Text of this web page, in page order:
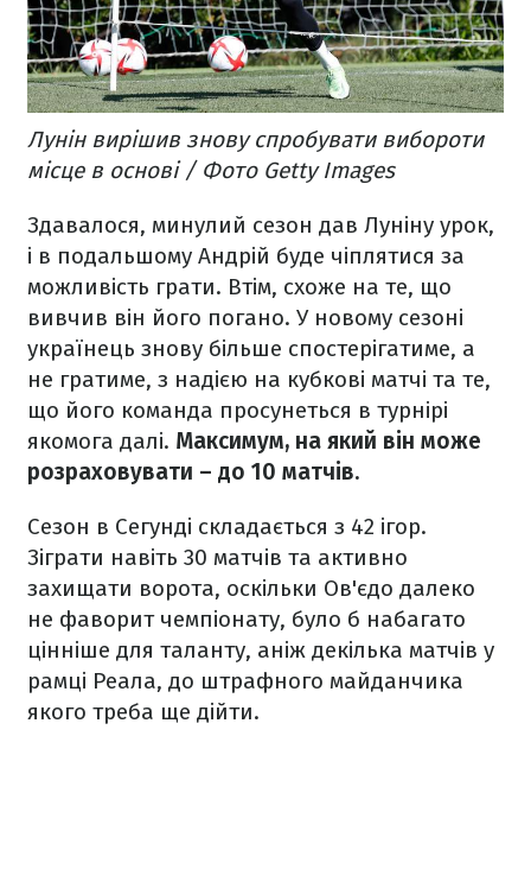
Лунін вирішив знову спробувати вибороти
місце в основі / Фото Getty Images
Здавалося, минулий сезон дав Луніну урок,
і в подальшому Андрій буде чіплятися за
можливість грати. Втім, схоже на те, що
вивчив він його погано. У новому сезоні
українець знову більше спостерігатиме, а
не гратиме, з надією на кубкові матчі та те,
що його команда просунеться в турнірі
якомога далі. Максимум, на який він може
розраховувати – до 10 матчів.
Сезон в Сегунді складається з 42 ігор.
Зіграти навіть 30 матчів та активно
захищати ворота, оскільки Ов'єдо далеко
не фаворит чемпіонату, було б набагато
цінніше для таланту, аніж декілька матчів у
рамці Реала, до штрафного майданчика
якого треба ще дійти.